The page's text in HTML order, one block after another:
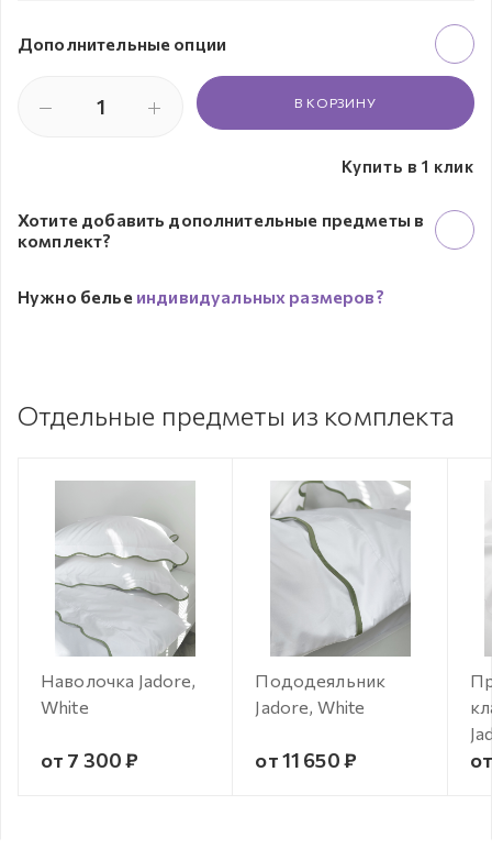
Дополнительные опции
В КОРЗИНУ
Купить в 1 клик
Хотите добавить дополнительные предметы в
комплект?
Нужно белье индивидуальных размеров?
Отдельные предметы из комплекта
Наволочка Jadore,
White
от 7 300 ₽
Пододеяльник
Jadore, White
от 11 650 ₽